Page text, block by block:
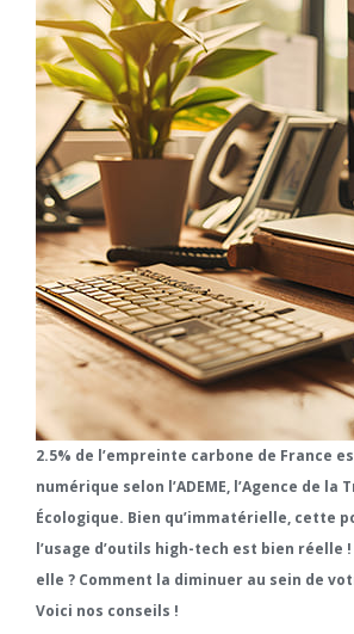
2.5% de l’empreinte carbone de France
numérique selon l’ADEME, l’Agence de la
Écologique. Bien qu’immatérielle, cette
l’usage d’outils high-tech est bien réelle
elle ? Comment la diminuer au sein de
Voici nos conseils !